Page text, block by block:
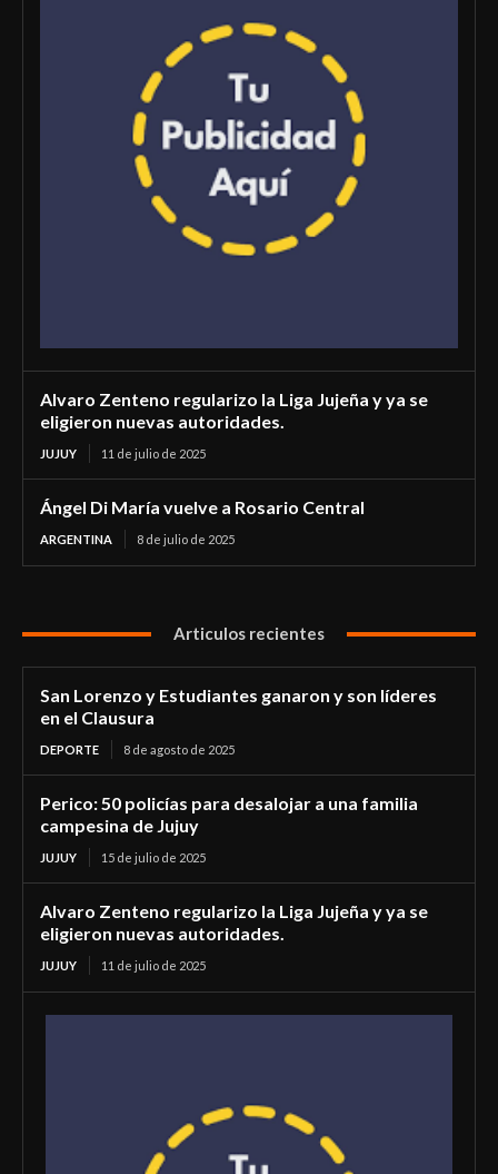
Alvaro Zenteno regularizo la Liga Jujeña y ya se
eligieron nuevas autoridades.
JUJUY 11 de julio de 2025
Ángel Di María vuelve a Rosario Central
ARGENTINA 8 de julio de 2025
Articulos recientes
San Lorenzo y Estudiantes ganaron y son líderes
en el Clausura
DEPORTE 8 de agosto de 2025
Perico: 50 policías para desalojar a una familia
campesina de Jujuy
JUJUY 15 de julio de 2025
Alvaro Zenteno regularizo la Liga Jujeña y ya se
eligieron nuevas autoridades.
JUJUY 11 de julio de 2025